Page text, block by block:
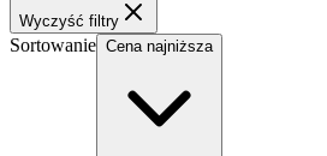
Wyczyść filtry
Sortowanie Cena najniższa